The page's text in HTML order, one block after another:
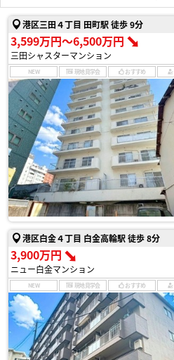
港区三田４丁目 田町駅 徒歩 9分
3,599万円〜6,500万円
三田シャスターマンション
NEW 現地見学会 おすすめ
港区白金４丁目 白金高輪駅 徒歩 8分
3,900万円
ニュー白金マンション
NEW 現地見学会 おすすめ